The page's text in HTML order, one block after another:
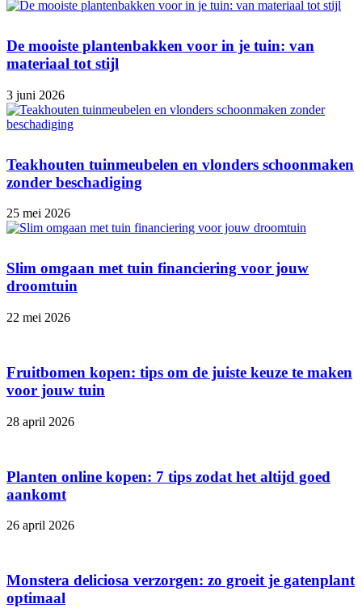
De mooiste plantenbakken voor in je tuin: van
materiaal tot stijl
3 juni 2026
Teakhouten tuinmeubelen en vlonders schoonmaken
zonder beschadiging
25 mei 2026
Slim omgaan met tuin financiering voor jouw
droomtuin
22 mei 2026
Fruitbomen kopen: tips om de juiste keuze te maken
voor jouw tuin
28 april 2026
Planten online kopen: 7 tips zodat het altijd goed
aankomt
26 april 2026
Monstera deliciosa verzorgen: zo groeit je gatenplant
optimaal